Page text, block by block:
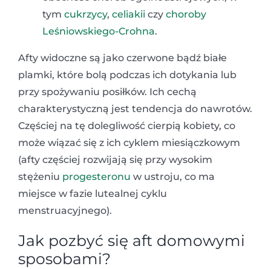
tym cukrzycy, celiakii czy choroby
Leśniowskiego-Crohna.
Afty widoczne są jako czerwone bądź białe
plamki, które bolą podczas ich dotykania lub
przy spożywaniu posiłków. Ich cechą
charakterystyczną jest tendencja do nawrotów.
Częściej na tę dolegliwość cierpią kobiety, co
może wiązać się z ich cyklem miesiączkowym
(afty częściej rozwijają się przy wysokim
stężeniu progesteronu w ustroju, co ma
miejsce w fazie lutealnej cyklu
menstruacyjnego).
Jak pozbyć się aft domowymi
sposobami?